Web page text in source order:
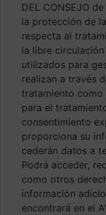
DEL CONSEJO
la protección de
respecta al
la libre
utilizados para
realizan a través
tratamiento como
para el
consentimiento
proporciona su
cederán datos a
Podrá acceder,
como otros
información
encontrará en el